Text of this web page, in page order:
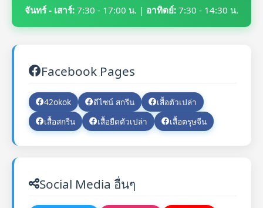
จันทร์ - เสาร์: 7:30 - 17:00 น. | อาทิตย์: 7:30 - 14:30 น.
Facebook Pages
42okok ดีไซน์ สกรีน
เสื้อตัวเปล่า
เสื้อสกรีน
เสื้อยืดตัวเปล่า เสื้อตรุษจีน
Social Media อื่นๆ